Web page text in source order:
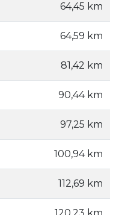
64,45 km
64,59 km
81,42 km
90,44 km
97,25 km
100,94 km
112,69 km